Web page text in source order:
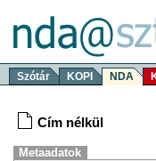
Szótár KOPI NDA
Cím nélkül
Metaadatok